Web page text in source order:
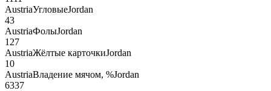
AustriaУгловыеJordan
43
AustriaФолыJordan
127
AustriaЖёлтые карточкиJordan
10
AustriaВладение мячом, %Jordan
6337